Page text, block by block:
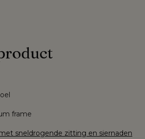
frame
sneldrogende zitting en siernaden